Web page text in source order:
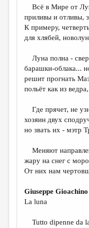
НОВОСТИ
ПРАВИЛА САЙТА
ИЗБРАННОЕ
ДАЙДЖЕСТ
ПЕРЕВОДЫ
КОНКУРСЫ
ДЕТСКАЯ КОМНАТА
КНИЖНАЯ ПОЛКА
СТРАНИЦЫ ПАМЯТИ
ОБЪЯВЛЕНИЯ
Всё в Мире от
приливы и отливы,
К примеру,
для хлябей,
Луна полна -
барашки-облака...
решит прогнать
польёт как из
Где прячет, не
хозяин двух
но звать их - мэтр
Меняют
жару на снег с
От них нам
Giuseppe
La luna
Tutto dipenne da